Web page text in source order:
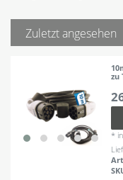
Zuletzt angesehen
zu
*